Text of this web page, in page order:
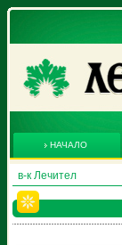
НАЧАЛО
в-к Лечител